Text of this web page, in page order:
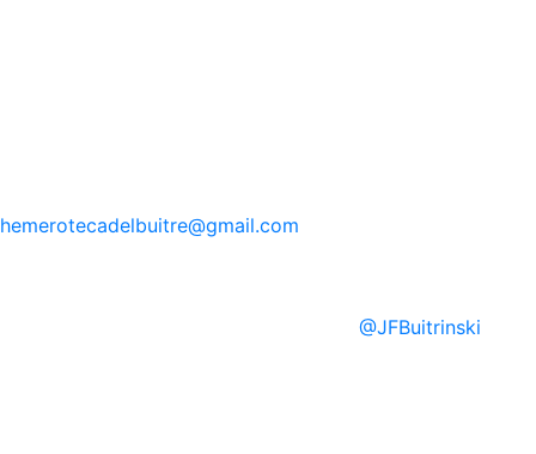
hemerotecadelbuitre@gmail.com
@JFBuitrinski